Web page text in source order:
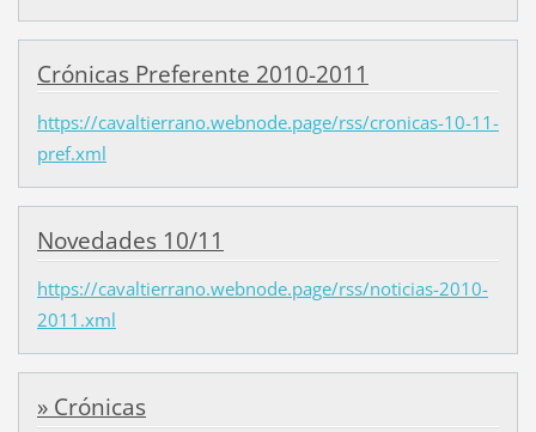
Crónicas Preferente 2010-2011
https://cavaltierrano.webnode.page/rss/cronicas-10-11-
pref.xml
Novedades 10/11
https://cavaltierrano.webnode.page/rss/noticias-2010-
2011.xml
» Crónicas